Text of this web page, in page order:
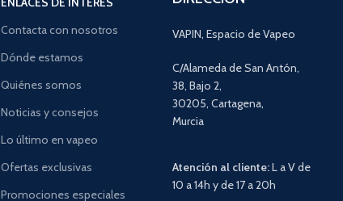
Contacta con nosotros
Dónde estamos
Quiénes somos
Noticias y consejos
Lo último en vapeo
Ofertas exclusivas
Promociones especiales
VAPIN, Espacio de Vapeo
C/Alameda de San Antón,
38, Bajo 2,
30205, Cartagena,
Murcia
Atención al cliente:L a V de
10 a 14h y de 17 a 20h